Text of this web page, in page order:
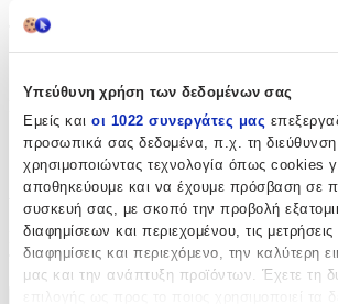
Υπεύθυνη χρήση των δεδομένων σας
Εμείς και οι 1022 συνεργάτες μας
προσωπικά σας δεδομένα, π.χ. τη
χρησιμοποιώντας τεχνολογία όπως cookies
αποθηκεύουμε και να έχουμε πρόσβαση σε
συσκευή σας, με σκοπό την προβολή
διαφημίσεων και περιεχομένου, τις
διαφημίσεις και περιεχόμενο, την καλύτερη
μας και την ανάπτυξη προϊόντων. Έχετε τη
Τύπος
Κατασκευαστής :
OEM
Αξιολογήσεις
Προς το παρόν δεν υπάρχουν άλλες
προστεθούν, θα εμφανιστούν εδώ.